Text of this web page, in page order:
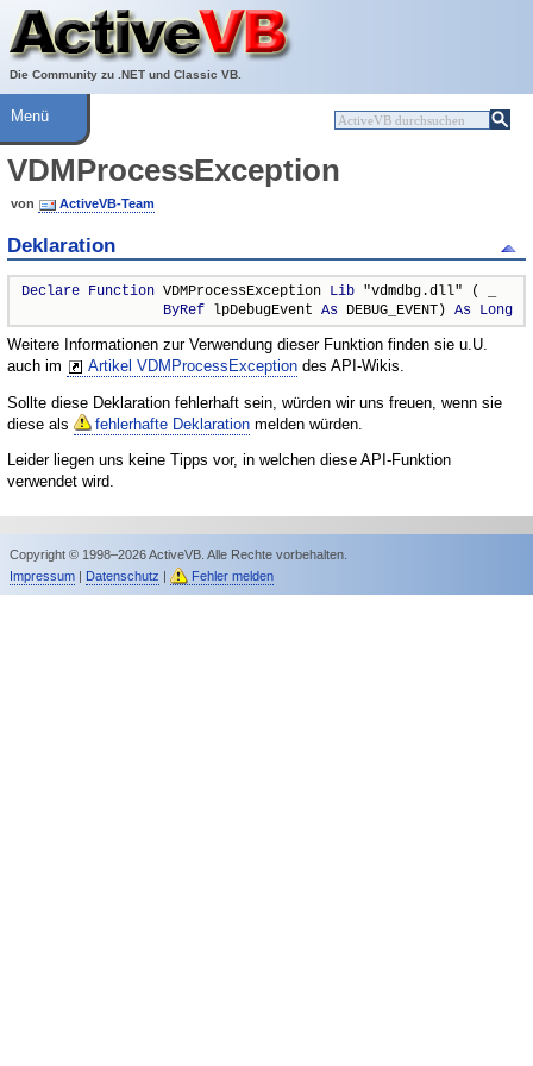
Die Community zu .NET und Classic VB.
Über ActiveVB
Hilfe
Menü
VDMProcessException
von ActiveVB-Team
Deklaration
Declare Function VDMProcessException Lib "vdmdbg.dll" ( _
ByRef lpDebugEvent As DEBUG_EVENT) As Long
Weitere Informationen zur Verwendung dieser Funktion finden sie u.U.
auch im
Artikel VDMProcessException des API-Wikis.
Sollte diese Deklaration fehlerhaft sein, würden wir uns freuen, wenn sie
diese als
fehlerhafte Deklaration melden würden.
Leider liegen uns keine Tipps vor, in welchen diese API-Funktion
verwendet wird.
Copyright © 1998–2026 ActiveVB. Alle Rechte vorbehalten.
Impressum| Datenschutz | Fehler melden